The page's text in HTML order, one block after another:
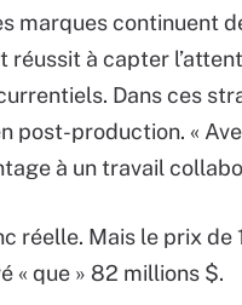
marques continuent
réussit à capter
Dans ces
production. «
à un travail
réelle. Mais le prix
« que » 82 millions $.